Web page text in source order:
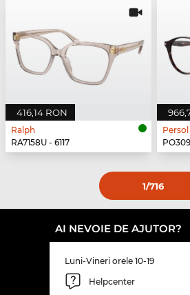
416,14 RON
Ralph
RA7158U - 6117
Persol
1/716
AI NEVOIE DE AJUTOR?
Luni-Vineri orele 10-19
Helpcenter